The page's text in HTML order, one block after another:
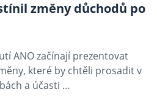
změny důchodů po
ANO začínají prezentovat
které by chtěli prosadit v
a účasti …